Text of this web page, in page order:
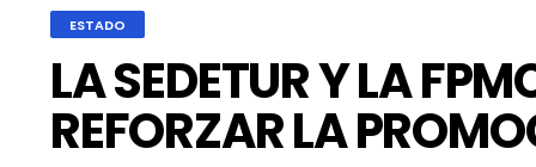
ESTADO
LA SEDETUR Y LA
REFORZAR LA